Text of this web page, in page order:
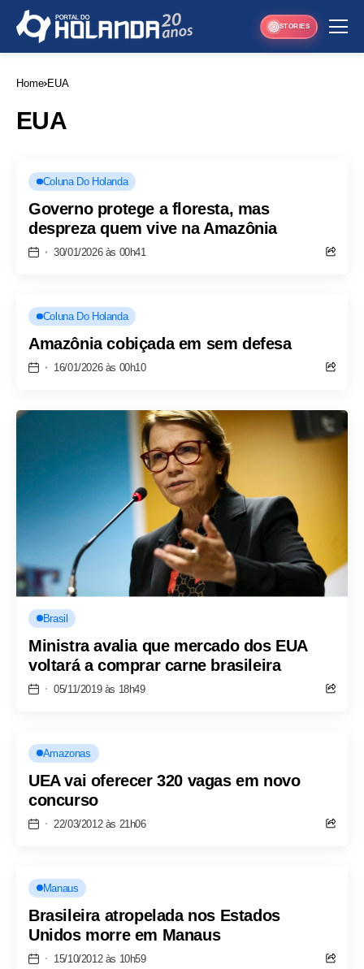
STORIES
Home EUA
EUA
Coluna Do Holanda
Governo protege a floresta, mas
despreza quem vive na Amazônia
30/01/2026 às 00h41
Coluna Do Holanda
Amazônia cobiçada em sem defesa
16/01/2026 às 00h10
Brasil
Ministra avalia que mercado dos EUA
voltará a comprar carne brasileira
05/11/2019 às 18h49
Amazonas
UEA vai oferecer 320 vagas em novo
concurso
22/03/2012 às 21h06
Manaus
Brasileira atropelada nos Estados
Unidos morre em Manaus
15/10/2012 às 10h59